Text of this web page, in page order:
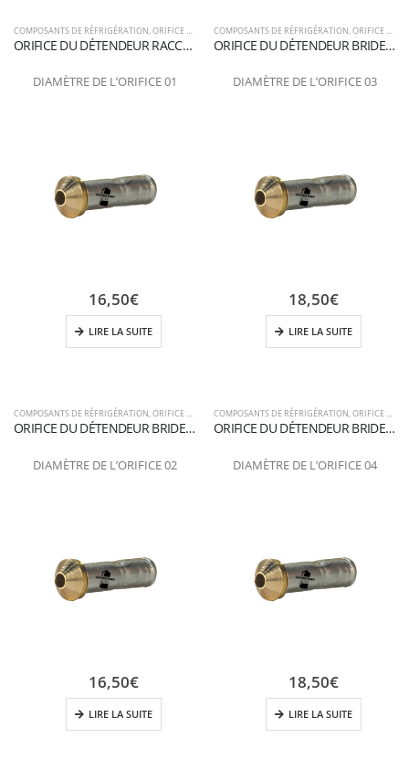
COMPOSANTS DE RÉFRIGÉRATION ORIFICE POUR LE DÉTENDEUR
ORIFICE DU DÉTENDEUR RACCORDEMENT DE LA BRIDE 01
DIAMÈTRE DE L’ORIFICE 01
COMPOSANTS DE RÉFRIGÉRATION ORIFICE POUR LE DÉTENDEUR
ORIFICE DU DÉTENDEUR BRIDE DE RACCORDEMENT 03
DIAMÈTRE DE L’ORIFICE 03
COMPOSANTS DE RÉFRIGÉRATION,ORIFICE POUR LE DÉTENDEUR
ORIFICE DU DÉTENDEUR BRIDE DE RACCORDEMENT 02
DIAMÈTRE DE L’ORIFICE 02
16,50€
LIRE LA SUITE
COMPOSANTS DE RÉFRIGÉRATION,ORIFICE POUR LE DÉTENDEUR
ORIFICE DU DÉTENDEUR BRIDE DE RACCORDEMENT 04
DIAMÈTRE DE L’ORIFICE 04
18,50€
LIRE LA SUITE
16,50€
LIRE LA SUITE
18,50€
LIRE LA SUITE